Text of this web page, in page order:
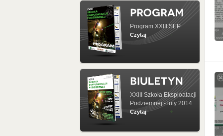
Program XXIII SEP
Czytaj
XXIII Szkoła Eksploatacji
Podziemnej - luty 2014
Czytaj